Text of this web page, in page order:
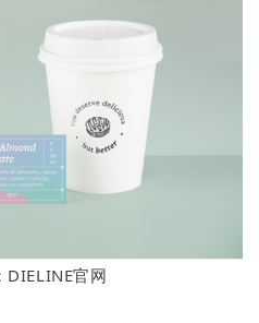
DIELINE官网